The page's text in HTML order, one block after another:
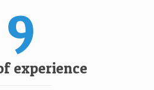
9
experience